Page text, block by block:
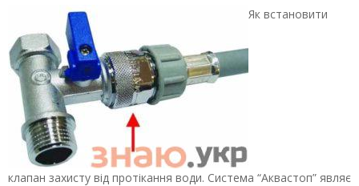
Як встановити
клапан захисту від протікання води. Система “Аквастоп” являє